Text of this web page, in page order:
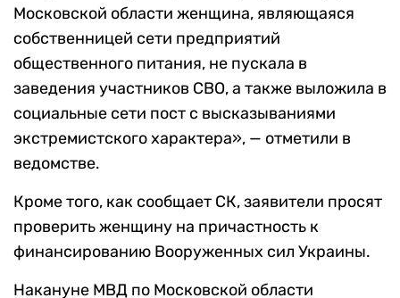
Московской области женщина, являющаяся
собственницей сети предприятий
общественного питания, не пускала в
заведения участников СВО, а также выложила в
социальные сети пост с высказываниями
экстремистского характера», — отметили в
ведомстве.
Кроме того, как сообщает СК, заявители просят
проверить женщину на причастность к
финансированию Вооруженных сил Украины.
Накануне МВД по Московской области